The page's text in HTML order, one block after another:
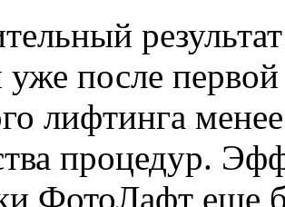
уже после
лифтинга
процедур.
ФотоЛафт еще